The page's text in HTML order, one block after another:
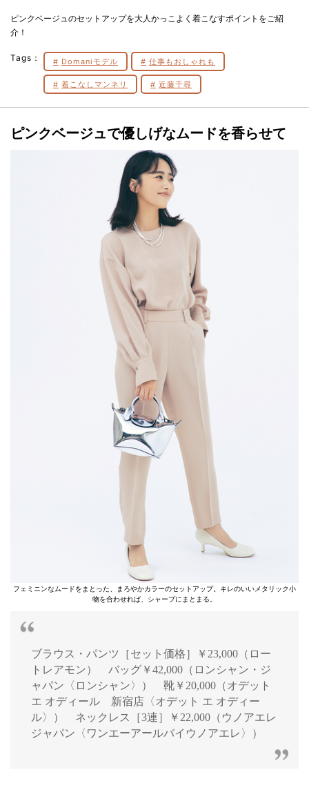
ピンクベージュのセットアップを大人かっこよく着こなすポイントをご紹
介！
Tags： Domaniモデル 仕事もおしゃれも
着こなしマンネリ 近藤千尋
ピンクベージュで優しげなムードを香らせて
フェミニンなムードをまとった、まろやかカラーのセットアップ。キレのいいメタリック小
物を合わせれば、シャープにまとまる。
ブラウス・パンツ［セット価格］￥23,000（ロー
トレアモン） バッグ￥42,000（ロンシャン・ジ
ャパン〈ロンシャン〉） 靴￥20,000（オデット
エ オディール 新宿店〈オデット エ オディー
ル〉） ネックレス［3連］￥22,000（ウノアエレ
ジャパン〈ワンエーアールバイウノアエレ〉）